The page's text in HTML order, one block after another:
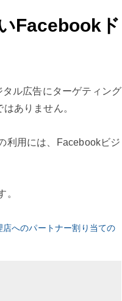
Facebookド
ル広告にターゲティング
ありません。
利用には、Facebookビジ
。
へのパートナー割り当ての